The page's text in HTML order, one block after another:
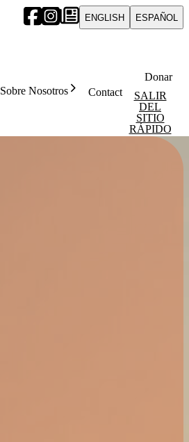
SALIR
DEL
SITIO
RÁPIDO
ENGLISH ESPAÑOL
Sobre Nosotros Contact
Donar